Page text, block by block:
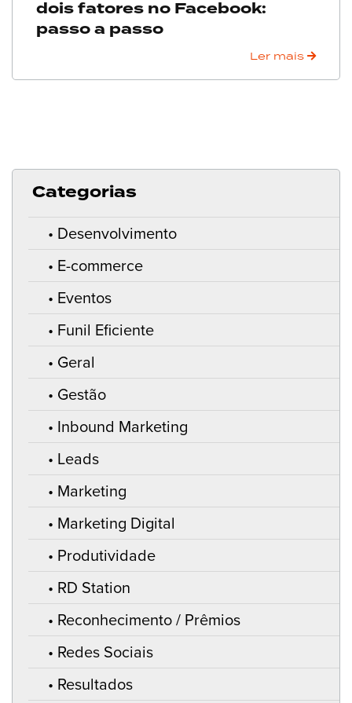
dois fatores no Facebook:
passo a passo
Ler mais
Categorias
Desenvolvimento
E-commerce
Eventos
Funil Eficiente
Geral
Gestão
Inbound Marketing
Leads
Marketing
Marketing Digital
Produtividade
RD Station
Reconhecimento / Prêmios
Redes Sociais
Resultados